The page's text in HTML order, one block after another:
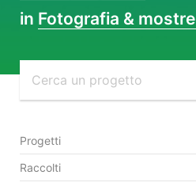
in Fotografia & mostre
Progetti
Raccolti